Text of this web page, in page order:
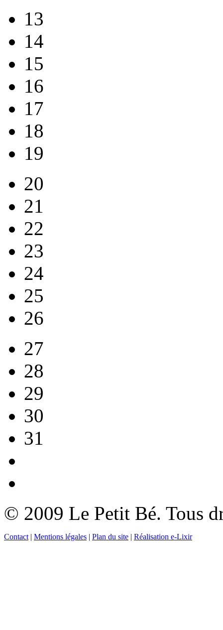
13
14
15
16
17
18
19
20
21
22
23
24
25
26
27
28
29
30
31
© 2009 Le Petit Bé. Tous
Contact | Mentions légales | Plan du site | Réalisation e-Lixir